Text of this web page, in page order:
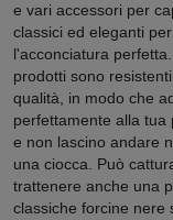
e vari accessori per
classici ed eleganti
l'acconciatura
prodotti sono
qualità, in modo che
perfettamente alla tua
e non lascino andare
una ciocca. Può
trattenere anche una
classiche forcine nere